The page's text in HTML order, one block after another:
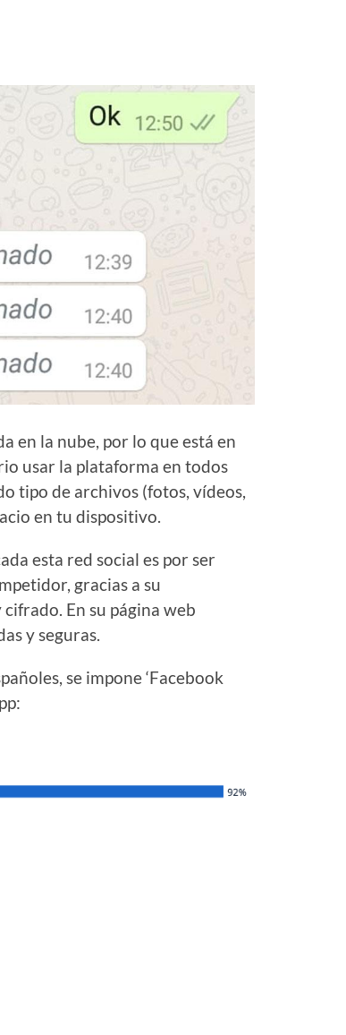
en la nube, por lo que está en
usar la plataforma en todos
tipo de archivos (fotos, vídeos,
en tu dispositivo.
esta red social es por ser
gracias a su
En su página web
y seguras.
se impone ‘Facebook